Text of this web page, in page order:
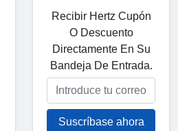
Recibir Hertz Cupón
O Descuento
Directamente En Su
Bandeja De Entrada.
Suscríbase ahora